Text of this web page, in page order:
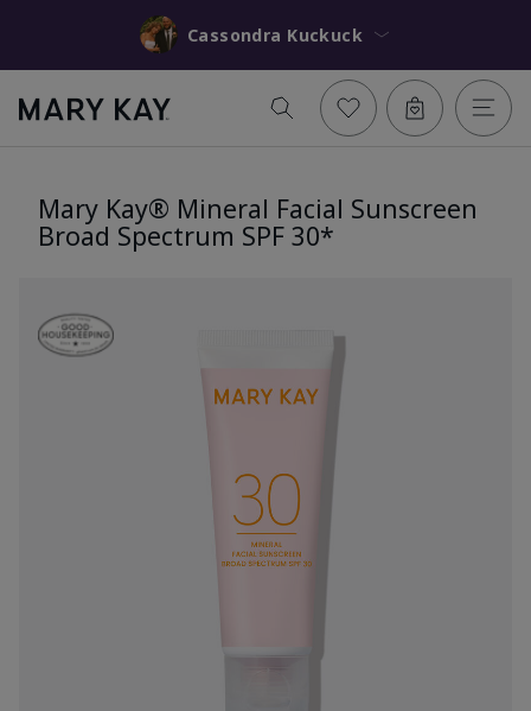
Cassondra Kuckuck
Mary Kay® Mineral Facial Sunscreen
Broad Spectrum SPF 30*